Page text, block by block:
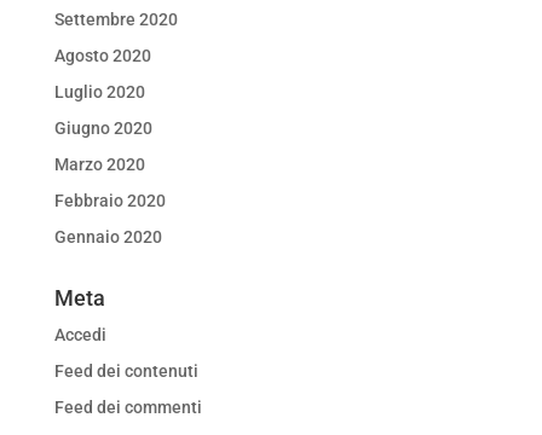
Settembre 2020
Agosto 2020
Luglio 2020
Giugno 2020
Marzo 2020
Febbraio 2020
Gennaio 2020
Meta
Accedi
Feed dei contenuti
Feed dei commenti